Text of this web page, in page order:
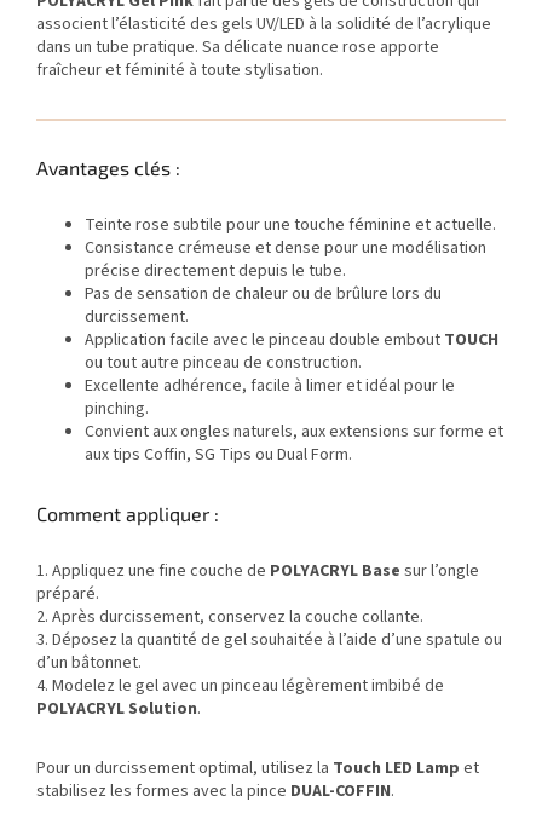
associent l’élasticité des gels UV/LED à la solidité de l’acrylique
dans un tube pratique. Sa délicate nuance rose apporte
fraîcheur et féminité à toute stylisation.
Avantages clés :
Teinte rose subtile pour une touche féminine et actuelle.
Consistance crémeuse et dense pour une modélisation
précise directement depuis le tube.
Pas de sensation de chaleur ou de brûlure lors du
durcissement.
Application facile avec le pinceau double embout TOUCH
ou tout autre pinceau de construction.
Excellente adhérence, facile à limer et idéal pour le
pinching.
Convient aux ongles naturels, aux extensions sur forme et
aux tips Coffin, SG Tips ou Dual Form.
Comment appliquer :
1. Appliquez une fine couche de POLYACRYL Base sur l’ongle
préparé.
2. Après durcissement, conservez la couche collante.
3. Déposez la quantité de gel souhaitée à l’aide d’une spatule ou
d’un bâtonnet.
4. Modelez le gel avec un pinceau légèrement imbibé de
POLYACRYL Solution.
Pour un durcissement optimal, utilisez la Touch LED Lamp et
stabilisez les formes avec la pince DUAL-COFFIN.